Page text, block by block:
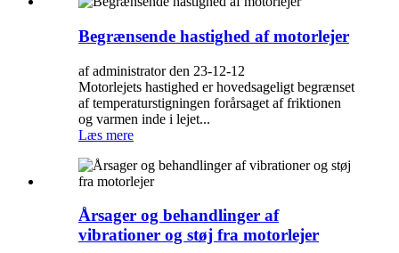
Begrænsende hastighed af motorlejer
af administrator den 23-12-12
Motorlejets hastighed er hovedsageligt begrænset
af temperaturstigningen forårsaget af friktionen
og varmen inde i lejet...
Læs mere
Årsager og behandlinger af
vibrationer og støj fra motorlejer